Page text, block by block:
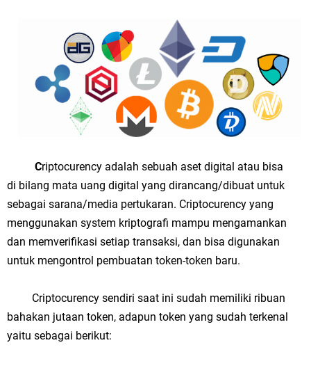
Criptocurency adalah sebuah aset digital atau bisa
di bilang mata uang digital yang dirancang/dibuat untuk
sebagai sarana/media pertukaran. Criptocurency yang
menggunakan system kriptografi mampu mengamankan
dan memverifikasi setiap transaksi, dan bisa digunakan
untuk mengontrol pembuatan token-token baru.
Criptocurency sendiri saat ini sudah memiliki ribuan
bahakan jutaan token, adapun token yang sudah terkenal
yaitu sebagai berikut: